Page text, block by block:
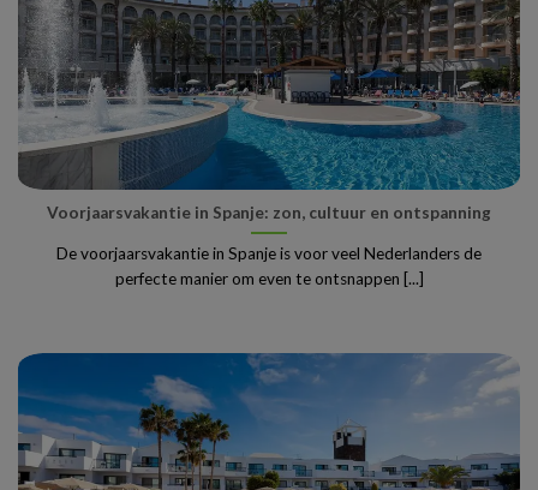
Voorjaarsvakantie in Spanje: zon, cultuur en ontspanning
De voorjaarsvakantie in Spanje is voor veel Nederlanders de
perfecte manier om even te ontsnappen [...]